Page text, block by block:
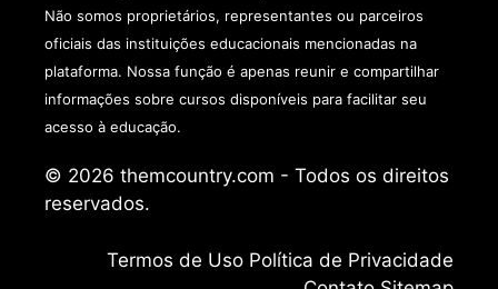
Não somos proprietários, representantes ou parceiros
oficiais das instituições educacionais mencionadas na
plataforma. Nossa função é apenas reunir e compartilhar
informações sobre cursos disponíveis para facilitar seu
acesso à educação.
© 2026 themcountry.com - Todos os direitos
reservados.
Termos de Uso Política de Privacidade